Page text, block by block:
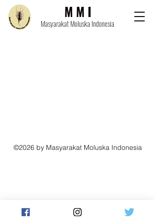
M M I
Masyarakat Moluska Indonesia
©2026by Masyarakat Moluska Indonesia